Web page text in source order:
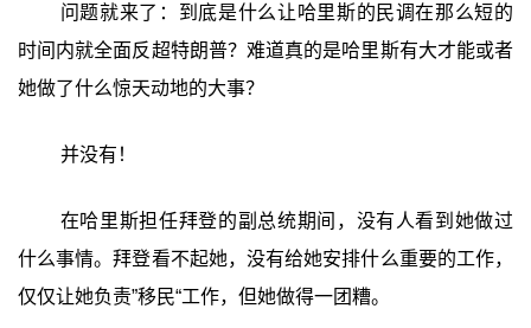
问题就来了：到底是什么让哈里斯的民调在那么短的
时间内就全面反超特朗普？难道真的是哈里斯有大才能或者
她做了什么惊天动地的大事？
并没有！
在哈里斯担任拜登的副总统期间，没有人看到她做过
什么事情。拜登看不起她，没有给她安排什么重要的工作，
仅仅让她负责”移民“工作，但她做得一团糟。